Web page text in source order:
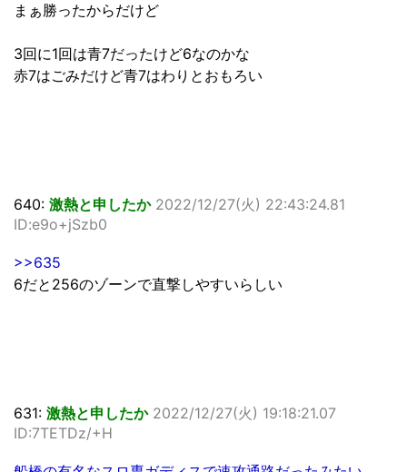
まぁ勝ったからだけど
3回に1回は青7だったけど6なのかな
赤7はごみだけど青7はわりとおもろい
640: 激熱と申したか 2022/12/27(火) 22:43:24.81
ID:e9o+jSzb0
>>635
6だと256のゾーンで直撃しやすいらしい
631: 激熱と申したか 2022/12/27(火) 19:18:21.07
ID:7TETDz/+H